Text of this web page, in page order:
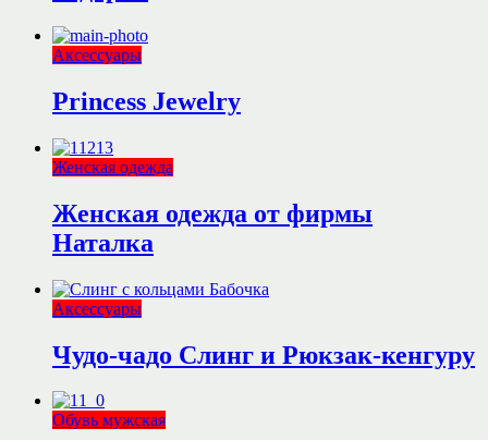
Аксессуары
Princess Jewelry
Женская одежда
Женская одежда от фирмы
Наталка
Аксессуары
Чудо-чадо Слинг и Рюкзак-кенгуру
Обувь мужская